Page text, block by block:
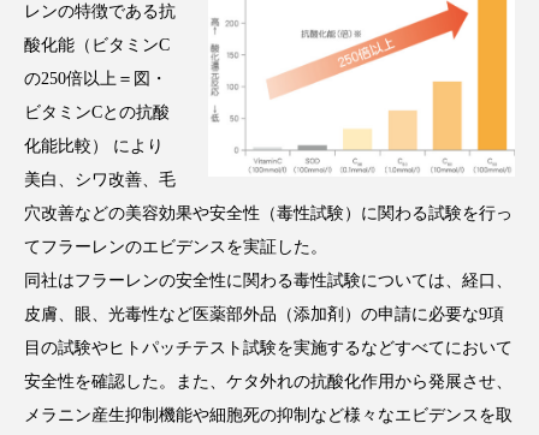
アレルギー アロマ
アンチエイジング アンチソリチュード
インタビュー インナービューティー 冷え
インナービューティーアワード2025受賞商品
ウェアラブルデバイス ウェルネス
ウェルビーイング エイジングケア
エクソソーム オーガニック オゾン
レンの特徴である抗
酸化能（ビタミンC
の250倍以上＝図・
ビタミンCとの抗酸
化能比較） により
美白、シワ改善、毛
穴改善などの美容効果や安全性（毒性試験）に関わる試験を行っ
てフラーレンのエビデンスを実証した。
同社はフラーレンの安全性に関わる毒性試験については、経口、
皮膚、眼、光毒性など医薬部外品（添加剤）の申請に必要な9項
目の試験やヒトパッチテスト試験を実施するなどすべてにおいて
安全性を確認した。また、ケタ外れの抗酸化作用から発展させ、
メラニン産生抑制機能や細胞死の抑制など様々なエビデンスを取